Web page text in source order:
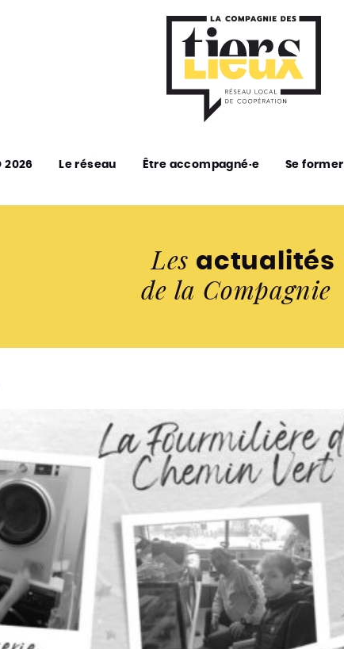
2026 Le réseau Être accompagné·e Se former
Les actualités
de la Compagnie